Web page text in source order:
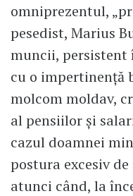
omniprezentul,
pesedist, Marius
muncii,
cu o impertinență
molcom moldav,
al pensiilor și
cazul doamnei
postura excesiv
atunci când, la